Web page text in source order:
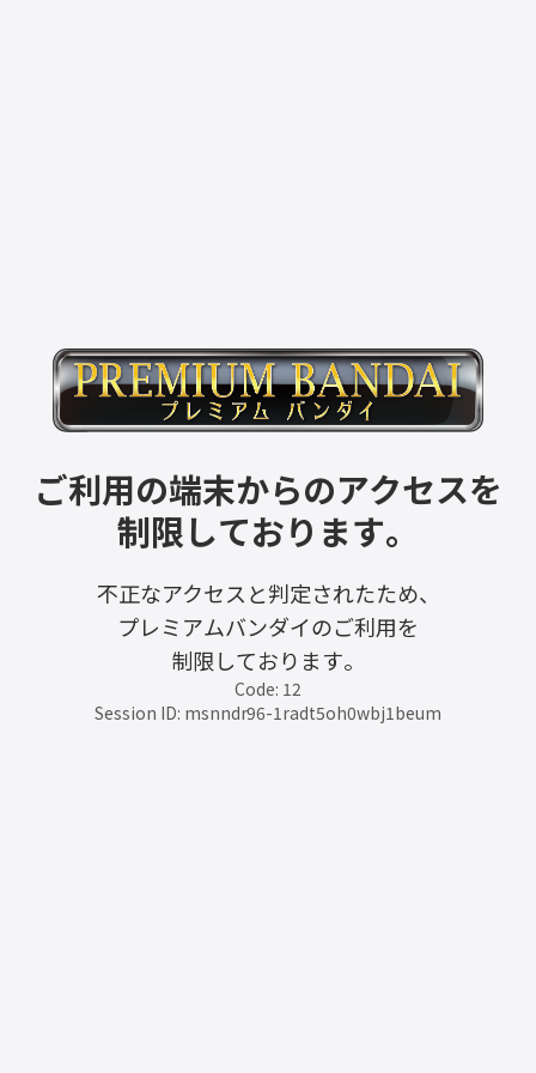
ご利用の端末からのアクセスを
制限しております。
不正なアクセスと判定されたため、
プレミアムバンダイのご利用を
制限しております。
Code: 12
Session ID: msnndr96-1radt5oh0wbj1beum